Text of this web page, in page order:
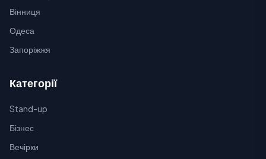
Вінниця
Одеса
Запоріжжя
Категорії
Stand-up
Бізнес
Вечірки